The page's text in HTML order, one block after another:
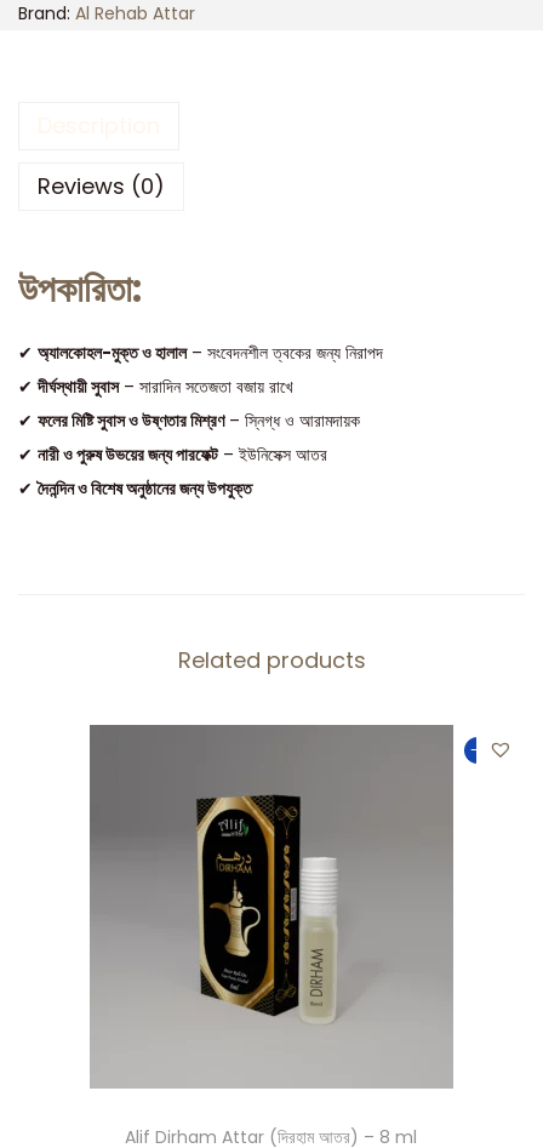
Brand: Al Rehab Attar
Reviews (0)
উপকারিতা:
✔ অ্যালকোহল-মুক্ত ও হালাল– সংবেদনশীল ত্বকের জন্য নিরাপদ
✔দীর্ঘস্থায়ী সুবাস– সারাদিন সতেজতা বজায় রাখে
✔ ফলের মিষ্টি সুবাস ও উষ্ণতার মিশ্রণ– স্নিগ্ধ ও আরামদায়ক
✔ নারী ও পুরুষ উভয়ের জন্য পারফেক্ট– ইউনিসেক্স আতর
✔দৈনন্দিন ও বিশেষ অনুষ্ঠানের জন্য উপযুক্ত
Related products
-33%
Alif Dirham Attar (দিরহাম আতর) – 8 ml